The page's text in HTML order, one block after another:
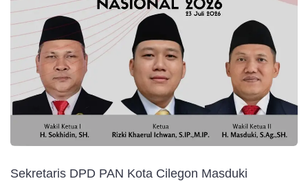
Sekretaris DPD PAN Kota Cilegon Masduki